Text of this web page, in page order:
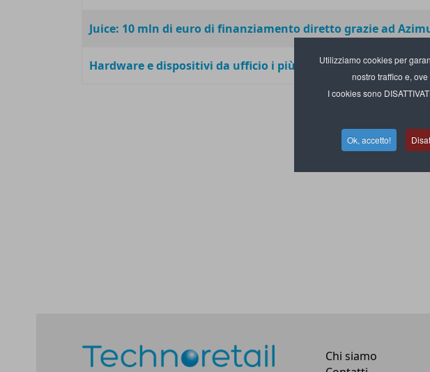
Utilizziamo cookies per
nostro traffico e,
I cookies sono
Ok, accetto!
Juice: 10 mln di euro di finanziamento diretto grazie ad
Hardware e dispositivi da ufficio i più noleggiati dalle Pmi
Chi siamo